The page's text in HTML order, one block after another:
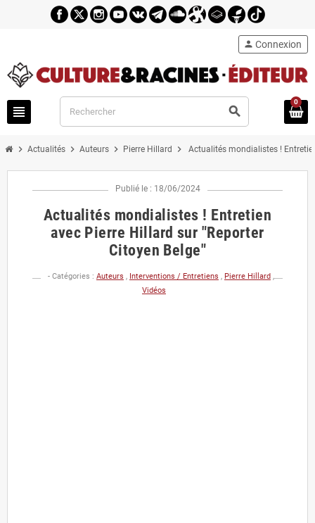
view_headline search
person Connexion
0
chevron_right Actualités chevron_right Auteurs chevron_right Pierre Hillard chevron_right Actualités mondialistes !
Publié le : 18/06/2024
Actualités mondialistes ! Entretien
avec Pierre Hillard sur "Reporter
Citoyen Belge"
- Catégories : Auteurs , Interventions / Entretiens , Pierre Hillard ,
Vidéos